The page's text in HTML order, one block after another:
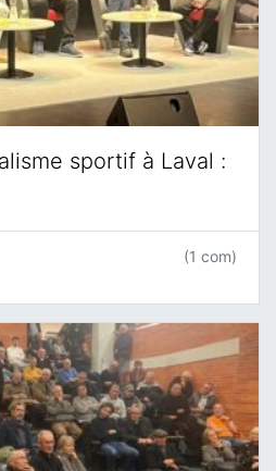
sportif à Laval :
(1 com)